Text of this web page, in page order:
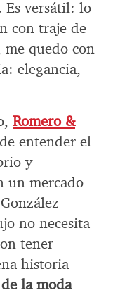
Es versátil: lo
con traje de
quedo con
elegancia,
Romero &
entender el
y
un mercado
no necesita
tener
historia
la moda